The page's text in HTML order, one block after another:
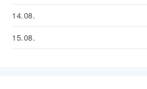
14.08.
15.08.